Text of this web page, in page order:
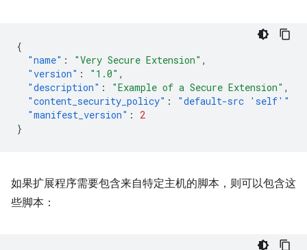
{
"name" : "Very Secure Extension" ,
"version" : "1.0" ,
"description" : "Example of a Secure Extension" ,
"content_security_policy" :
"default-src 'self'"
"manifest_version" :
2
}
如果扩展程序需要包含来自特定主机的脚本，则可以包含这
些脚本：